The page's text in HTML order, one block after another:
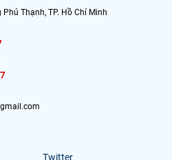
Thạnh, TP. Hồ Chí Minh
Twitter